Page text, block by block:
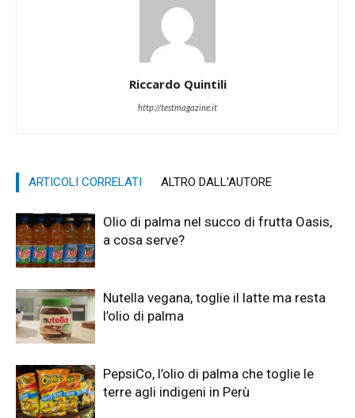
Riccardo Quintili
http://testmagazine.it
ARTICOLI CORRELATI ALTRO DALL'AUTORE
Olio di palma nel succo di frutta Oasis,
a cosa serve?
Nutella vegana, toglie il latte ma resta
l’olio di palma
PepsiCo, l’olio di palma che toglie le
terre agli indigeni in Perù